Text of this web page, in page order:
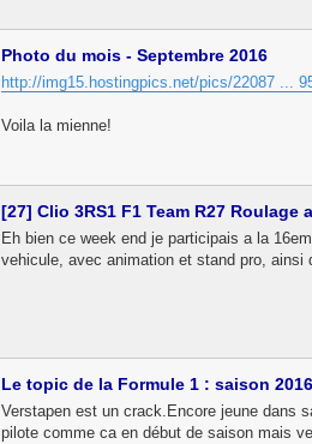
Photo du mois - Septembre 2016
http://img15.hostingpics.net/pics/22087 ...
Voila la mienne!
[27] Clio 3RS1 F1 Team R27 Roulage
Eh bien ce week end je participais a la
vehicule, avec animation et stand pro, ainsi
Le topic de la Formule 1 : saison 2016
Verstapen est un crack.Encore jeune dans
pilote comme ca en début de saison mais